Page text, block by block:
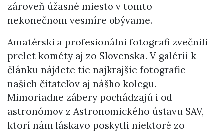
zároveň úžasné miesto v tomto
nekonečnom vesmíre obývame.
Amatérski a profesionálni fotografi zvečnili
prelet kométy aj zo Slovenska. V galérii k
článku nájdete tie najkrajšie fotografie
našich čitateľov aj nášho kolegu.
Mimoriadne zábery pochádzajú i od
astronómov z Astronomického ústavu SAV,
ktorí nám láskavo poskytli niektoré zo